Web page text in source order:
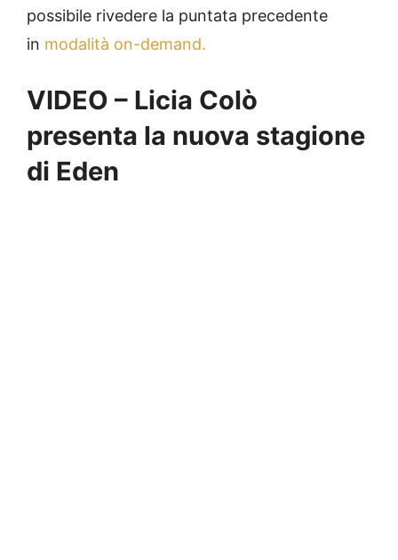
possibile rivedere la puntata precedente
in modalità on-demand.
VIDEO – Licia Colò
presenta la nuova stagione
di Eden